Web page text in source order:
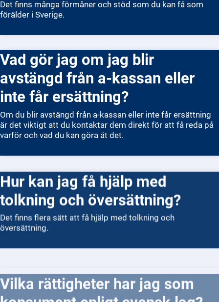
Det finns många förmåner och stöd som du kan få som
förälder i Sverige.
Vad gör jag om jag blir
avstängd från a-kassan eller
inte får ersättning?
Om du blir avstängd från a-kassan eller inte får ersättning
är det viktigt att du kontaktar dem direkt för att få reda på
varför och vad du kan göra åt det.
Hur kan jag få hjälp med
tolkning och översättning?
Det finns flera sätt att få hjälp med tolkning och
översättning.
Vilka rättigheter har jag som
konsument enligt svensk lag?